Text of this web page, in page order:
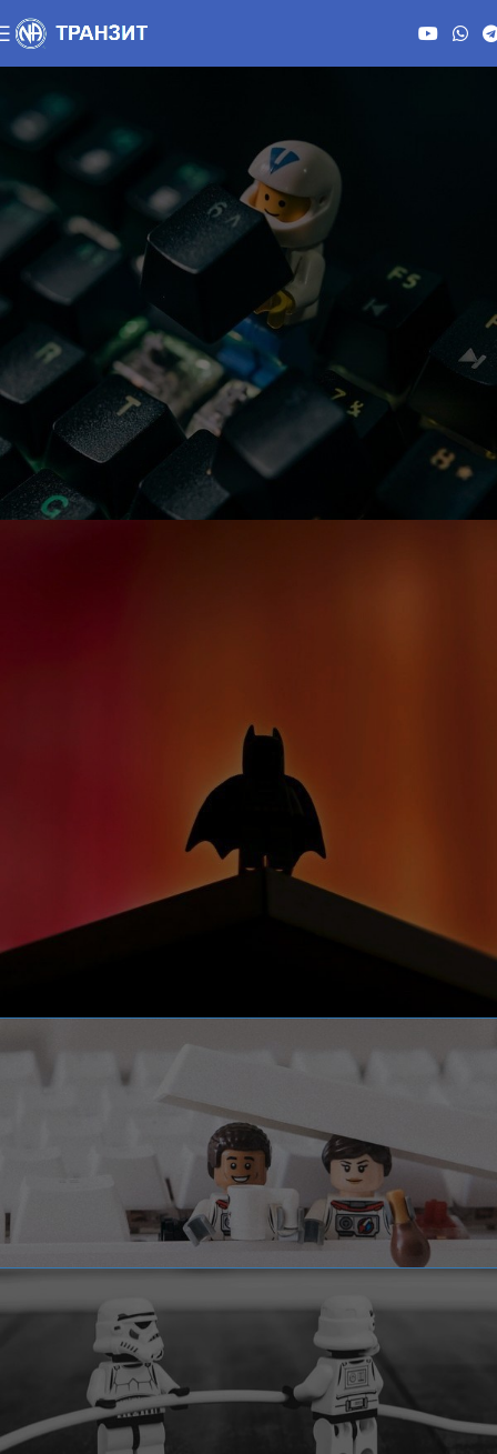
Если в вашем городе нет группы, вы можете найти
анонимного друга с помощью нашей карты и связаться с
ним. Заявки на размещение писать сюда:
na.tranzit@gmail.com
ОФЛАЙН СОБРАНИЯ